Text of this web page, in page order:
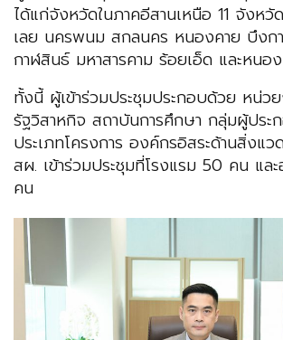
ได้แก่จังหวัดในภาคอีสานเหนือ 11 จังห
เลย นครพนม สกลนคร หนองคาย บึงก
กาฬสินธ์ มหาสารคาม ร้อยเอ็ด และหนอ
ทั้งนี้ ผู้เข้าร่วมประชุมประกอบด้วย หน่ว
รัฐวิสาหกิจ สถาบันการศึกษา กลุ่มผู้ประ
ประเภทโครงการ องค์กรอิสระด้านสิ่งแว
สผ. เข้าร่วมประชุมที่โรงแรม 50 คน แล
คน